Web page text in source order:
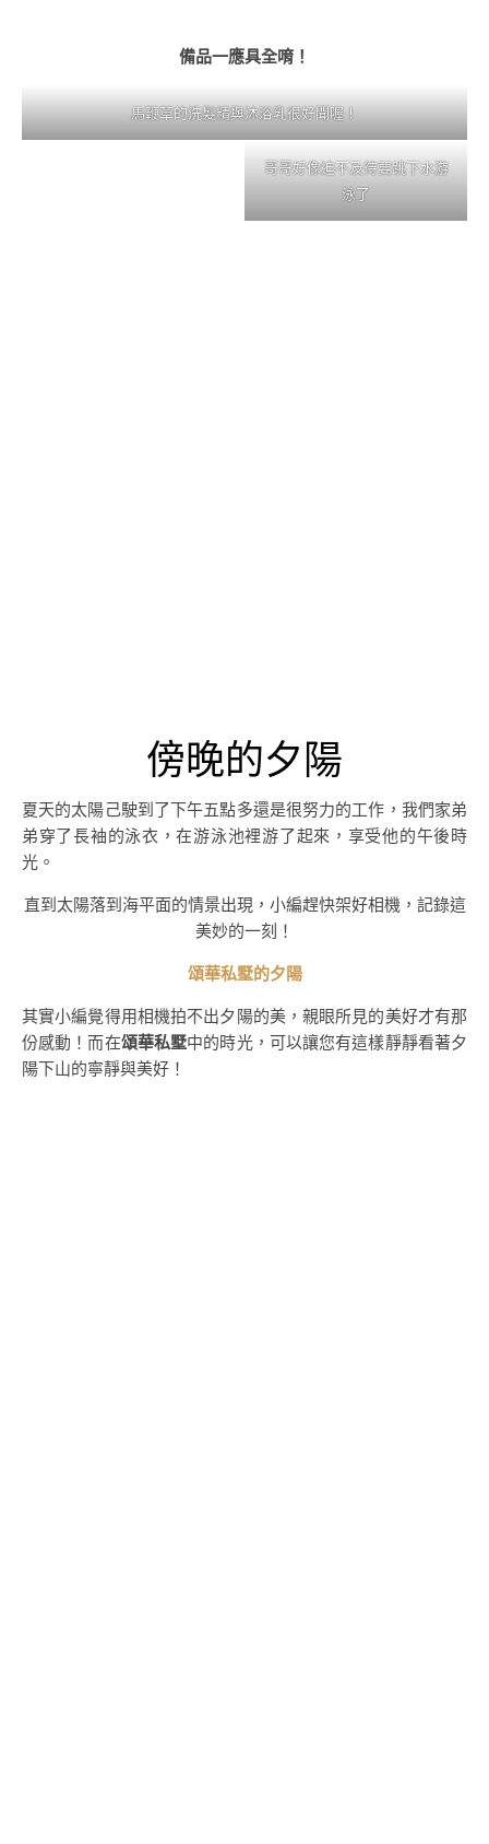
備品一應具全唷！
馬鞭草的洗髮精與沐浴乳很好聞喔！
哥哥好像迫不及待要跳下水游
泳了
傍晚的夕陽
夏天的太陽己駛到了下午五點多還是很努力的工作，我們家弟
弟穿了長袖的泳衣，在游泳池裡游了起來，享受他的午後時
光。
直到太陽落到海平面的情景出現，小編趕快架好相機，記錄這
美妙的一刻！
頌華私墅的夕陽
其實小編覺得用相機拍不出夕陽的美，親眼所見的美好才有那
份感動！而在頌華私墅中的時光，可以讓您有這樣靜靜看著夕
陽下山的寧靜與美好！